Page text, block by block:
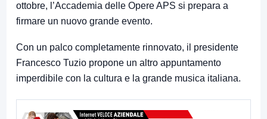
ottobre, l’Accademia delle Opere APS si prepara a
firmare un nuovo grande evento.
Con un palco completamente rinnovato, il presidente
Francesco Tuzio propone un altro appuntamento
imperdibile con la cultura e la grande musica italiana.